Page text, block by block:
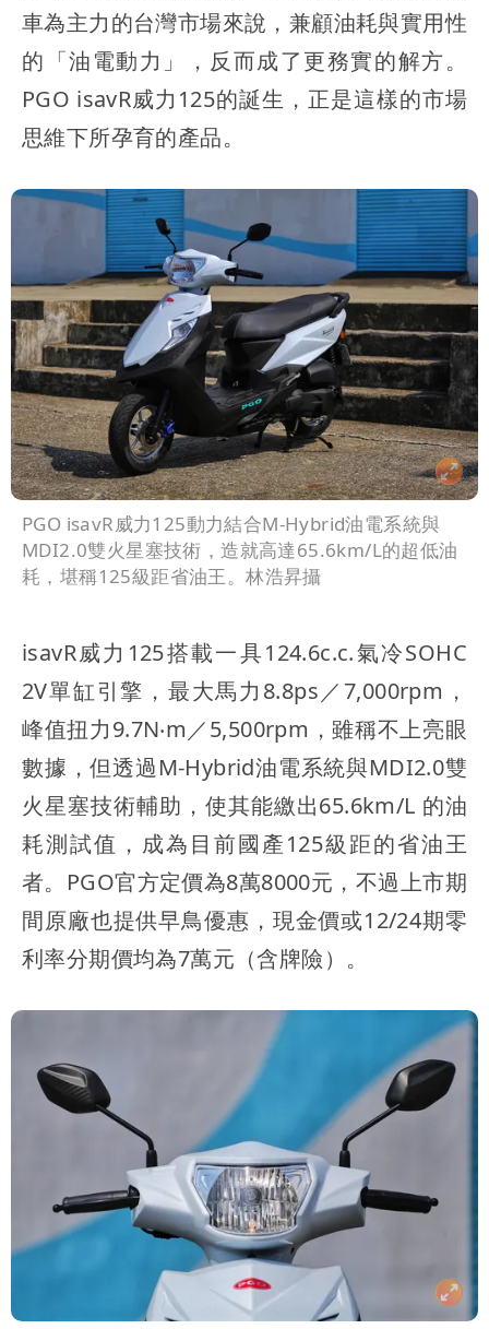
車為主力的台灣市場來說，兼顧油耗與實用性
的「油電動力」，反而成了更務實的解方。
PGO isavR威力125的誕生，正是這樣的市場
思維下所孕育的產品。
PGO isavR威力125動力結合M-Hybrid油電系統與
MDI2.0雙火星塞技術，造就高達65.6km/L的超低油
耗，堪稱125級距省油王。林浩昇攝
isavR威力125搭載一具124.6c.c.氣冷SOHC
2V單缸引擎，最大馬力8.8ps／7,000rpm，
峰值扭力9.7N‧m／5,500rpm，雖稱不上亮眼
數據，但透過M-Hybrid油電系統與MDI2.0雙
火星塞技術輔助，使其能繳出65.6km/L 的油
耗測試值，成為目前國產125級距的省油王
者。PGO官方定價為8萬8000元，不過上市期
間原廠也提供早鳥優惠，現金價或12/24期零
利率分期價均為7萬元（含牌險）。